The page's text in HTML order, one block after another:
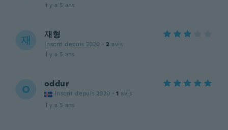
il y a 5 ans
재 재형
Inscrit depuis 2020 · 2 avis
il y a 5 ans
O oddur
Inscrit depuis 2020 · 1 avis
il y a 5 ans